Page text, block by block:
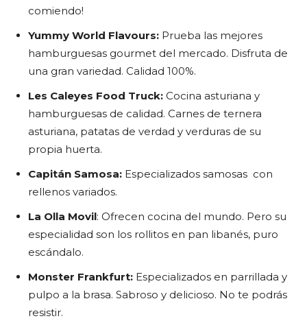
comiendo!
Yummy World Flavours: Prueba las mejores
hamburguesas gourmet del mercado. Disfruta de
una gran variedad. Calidad 100%.
Les Caleyes Food Truck: Cocina asturiana y
hamburguesas de calidad. Carnes de ternera
asturiana, patatas de verdad y verduras de su
propia huerta.
Capitán Samosa: Especializados samosas con
rellenos variados.
La Olla Movil: Ofrecen cocina del mundo. Pero su
especialidad son los rollitos en pan libanés, puro
escándalo.
Monster Frankfurt: Especializados en parrillada y
pulpo a la brasa. Sabroso y delicioso. No te podrás
resistir.